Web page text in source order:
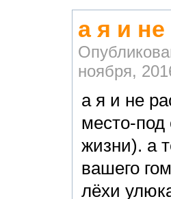
а я и
ноября,
а я и не
место-под
жизни). а
вашего
лёхи